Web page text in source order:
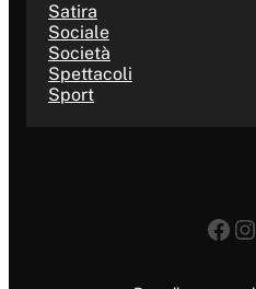
Satira
Sociale
Società
Spettacoli
Sport